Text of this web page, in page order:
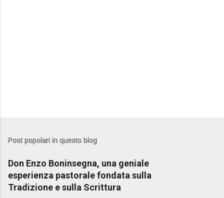
Post popolari in questo blog
Don Enzo Boninsegna, una geniale
esperienza pastorale fondata sulla
Tradizione e sulla Scrittura